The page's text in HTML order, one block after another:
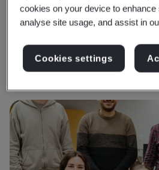
ข้อมูลเชิงลึกที่กำลังติด
ดูข้อมูลเชิงลึก/สื่อ
cookies on your device to enhance
analyse site usage, and assist in
Cookies settings